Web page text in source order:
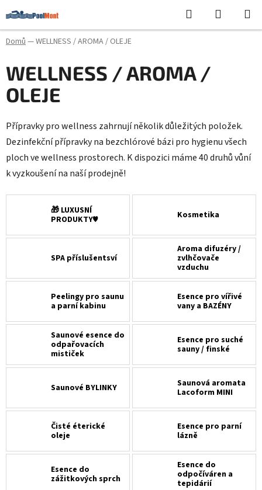
na
obsah
Hledat
KOŠÍK
Domů—WELLNESS / AROMA / OLEJE
WELLNESS / AROMA /
OLEJE
Přípravky pro wellness zahrnují několik důležitých položek.
Dezinfekční přípravky na bezchlórové bázi pro hygienu všech
ploch ve wellness prostorech. K dispozici máme 40 druhů vůní
k vyzkoušení na naší prodejně!
🎁 LUXUSNÍ
PRODUKTY♥️
Kosmetika
SPA příslušentsví
Aroma difuzéry /
zvlhčovače
vzduchu
Peelingy pro saunu
a parní kabinu
Esence pro vířivé
vany a BAZÉNY
Saunové esence do
odpařovacích
mističek
Esence pro suché
sauny / finské
Saunové BYLINKY
Saunová aromata
Lacoform MINI
Čisté éterické
oleje
Esence pro parní
lázně
Esence do
zážitkových sprch
Esence do
odpočíváren a
tepidárií